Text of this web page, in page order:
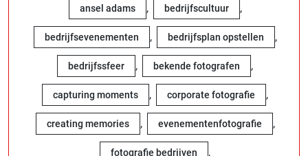
ansel adams , bedrijfscultuur ,
bedrijfsevenementen , bedrijfsplan opstellen ,
bedrijfssfeer , bekende fotografen ,
capturing moments , corporate fotografie ,
creating memories , evenementenfotografie ,
fotografie bedrijven ,